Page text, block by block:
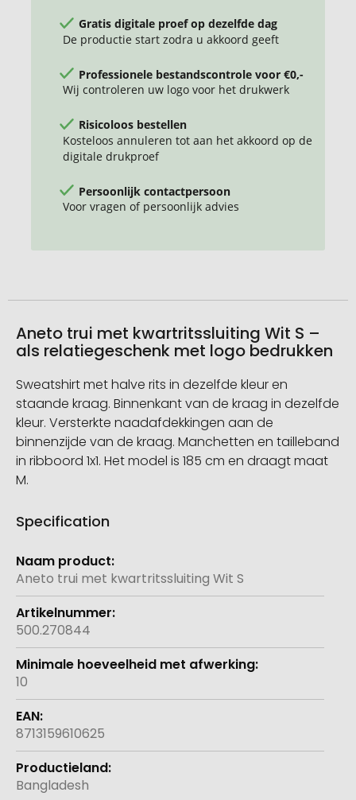
Gratis digitale proef op dezelfde dag
De productie start zodra u akkoord geeft
Professionele bestandscontrole voor €0,-
Wij controleren uw logo voor het drukwerk
Risicoloos bestellen
Kosteloos annuleren tot aan het akkoord op de
digitale drukproef
Persoonlijk contactpersoon
Voor vragen of persoonlijk advies
Aneto trui met kwartritssluiting Wit S –
als relatiegeschenk met logo bedrukken
Sweatshirt met halve rits in dezelfde kleur en
staande kraag. Binnenkant van de kraag in dezelfde
kleur. Versterkte naadafdekkingen aan de
binnenzijde van de kraag. Manchetten en tailleband
in ribboord 1x1. Het model is 185 cm en draagt maat
M.
Specification
Meer
informatie
Aneto trui met kwartritssluiting Wit S
500.270844
10
8713159610625
Bangladesh